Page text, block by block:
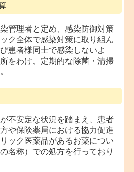
管理者と定め、感染防御対策
ク全体で感染対策に取り組ん
患者様同士で感染しないよ
をわけ、定期的な除菌・清掃
不安定な状況を踏まえ、患者
や保険薬局における協力促進
ック医薬品があるお薬につい
名称）での処方を行っており